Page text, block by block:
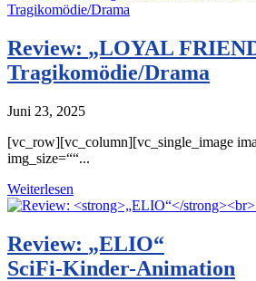
Review: „LOYAL
Tragikomödie/Drama
Juni 23, 2025
[vc_row][vc_column][vc_single_image
img_size=““...
Weiterlesen
Review: „ELIO“
SciFi-Kinder-Animation